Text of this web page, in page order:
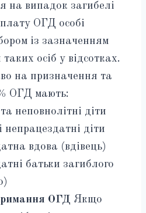
на випадок загибелі
ОГД особі
із зазначенням
осіб у відсотках.
на призначення та
ОГД мають:
неповнолітні діти
непрацездатні діти
вдова (вдівець)
батьки загиблого
ОГД Якщо